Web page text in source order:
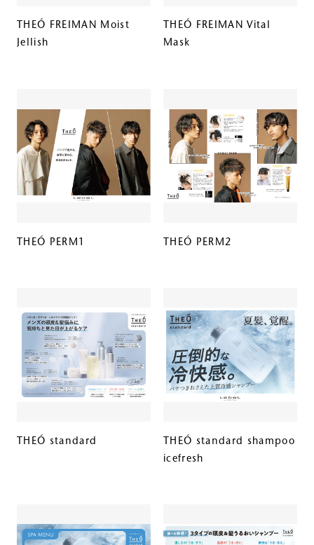
THEÓ FREIMAN Moist
Jellish
THEÓ FREIMAN Vital
Mask
THEÓ PERM1 THEÓ PERM2
THEÓ standard
THEÓ standard shampoo
icefresh